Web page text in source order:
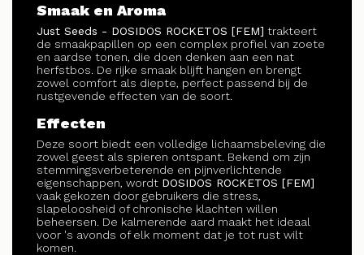
Smaak en Aroma
Just Seeds - DOSIDOS ROCKETOS [FEM] trakteert
de smaakpapillen op een complex profiel van zoete
en aardse tonen, die doen denken aan een nat
herfstbos. De rijke smaak blijft hangen en brengt
zowel comfort als diepte, perfect passend bij de
rustgevende effecten van de soort.
Effecten
Deze soort biedt een volledige lichaamsbeleving die
zowel geest als spieren ontspant. Bekend om zijn
stemmingsverbeterende en pijnverlichtende
eigenschappen, wordt DOSIDOS ROCKETOS [FEM]
vaak gekozen door gebruikers die stress,
slapeloosheid of chronische klachten willen
beheersen. De kalmerende aard maakt het ideaal
voor 's avonds of elk moment dat je tot rust wilt
komen.